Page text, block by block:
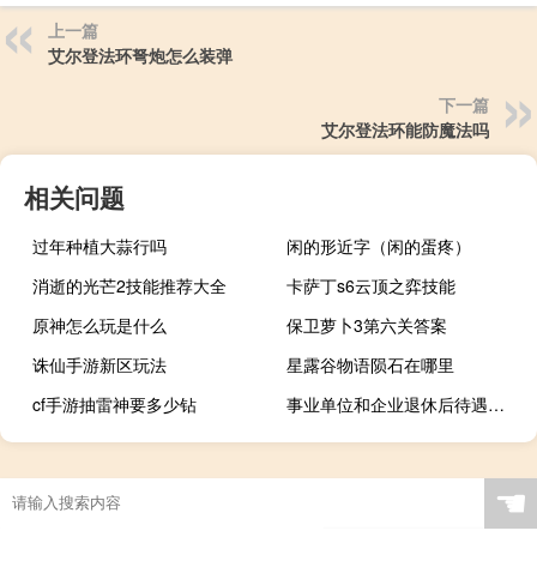
上一篇
艾尔登法环弩炮怎么装弹
下一篇
艾尔登法环能防魔法吗
相关问题
过年种植大蒜行吗
闲的形近字（闲的蛋疼）
消逝的光芒2技能推荐大全
卡萨丁s6云顶之弈技能
原神怎么玩是什么
保卫萝卜3第六关答案
诛仙手游新区玩法
星露谷物语陨石在哪里
cf手游抽雷神要多少钻
事业单位和企业退休后待遇区别
☚